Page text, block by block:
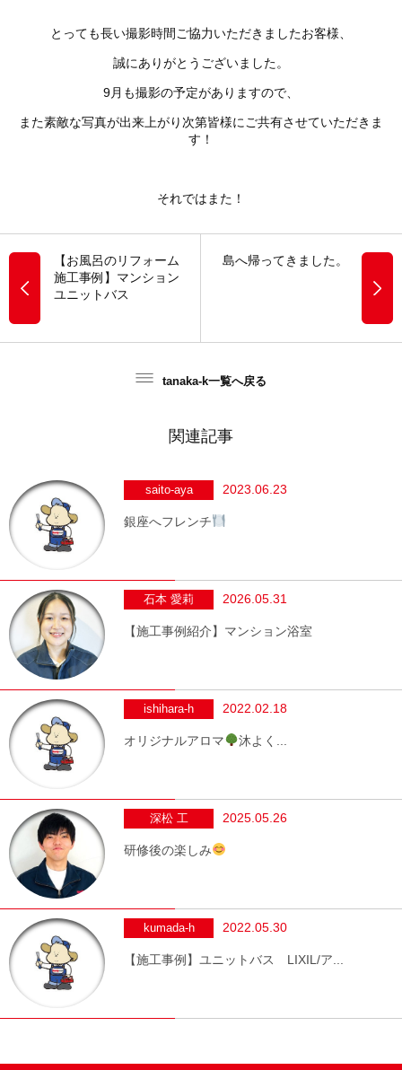
とっても長い撮影時間ご協力いただきましたお客様、
誠にありがとうございました。
9月も撮影の予定がありますので、
また素敵な写真が出来上がり次第皆様にご共有させていただきま
す！
それではまた！
【お風呂のリフォーム
施工事例】マンション
ユニットバス
島へ帰ってきました。
tanaka-k一覧へ戻る
関連記事
saito-aya 2023.06.23
銀座へフレンチ
石本 愛莉 2026.05.31
【施工事例紹介】マンション浴室
ishihara-h 2022.02.18
オリジナルアロマ 沐よく...
深松 工 2025.05.26
研修後の楽しみ
kumada-h 2022.05.30
【施工事例】ユニットバス LIXIL/ア...